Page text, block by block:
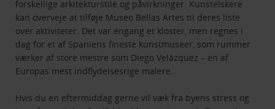
forskellige arkitekturstile og påvirkninger. Kunstelskere
kan overveje at tilføje Museo Bellas Artes til deres liste
over aktiviteter. Det var engang et kloster, men regnes i
dag for et af Spaniens fineste kunstmuseer, som rummer
værker af store mestre som Diego Velázquez – en af
Europas mest indflydelsesrige malere.
Hvis du en eftermiddag gerne vil væk fra byens stress og